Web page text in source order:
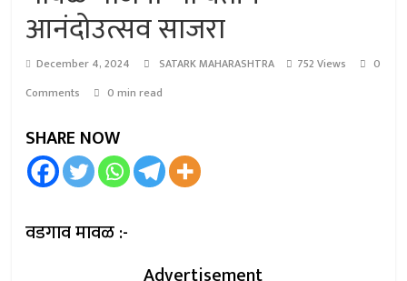
आनंदोउत्सव साजरा
December 4, 2024 SATARK MAHARASHTRA 752 Views
0
Comments
0 min read
SHARE NOW
वडगाव मावळ :-